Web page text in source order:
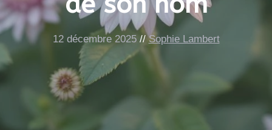
12 décembre 2025 // Sophie Lambert